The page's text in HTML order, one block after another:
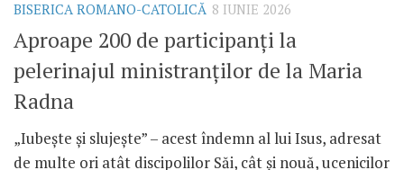
BISERICA ROMANO-CATOLICĂ 8 IUNIE 2026
Aproape 200 de participanți la
pelerinajul ministranților de la Maria
Radna
„Iubește și slujește” – acest îndemn al lui Isus, adresat
de multe ori atât discipolilor Săi, cât și nouă, ucenicilor